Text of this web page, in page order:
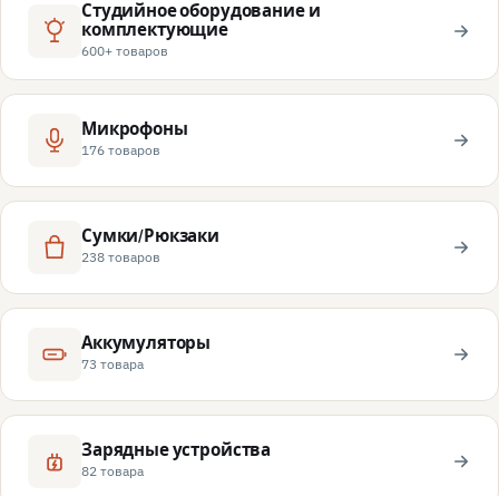
Студийное оборудование и
комплектующие
600+ товаров
Микрофоны
176 товаров
Сумки/Рюкзаки
238 товаров
Аккумуляторы
73 товара
Зарядные устройства
82 товара